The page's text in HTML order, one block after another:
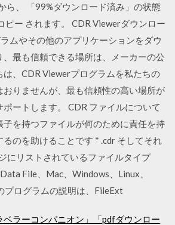
ら、 「99%ダウンロード済み」の状態
ピー されます。 CDR Viewerダウンロー
ムやその他のアプリケーションをダウ
、最も信頼できる場所は、メーカーの公
、CDR Viewerプログラムを私たちの
りませんが、最も信頼性の高い場所が
ートします。 CDR ファイルについて
を持つファイルが何のために責任を持
のを助けることです * .cdr そしてそれ
にリストされているファイルタイプ
File、Mac、Windows、Linux、
プログラムの説明は、FileExt
ベラーコンパニオン」「pdfダウンロー